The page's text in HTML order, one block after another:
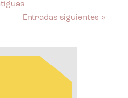
Entradas siguientes »